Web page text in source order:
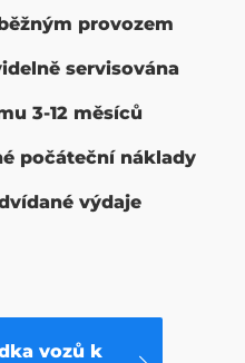
provozem
servisována
3-12 měsíců
počáteční náklady
výdaje
vozů k